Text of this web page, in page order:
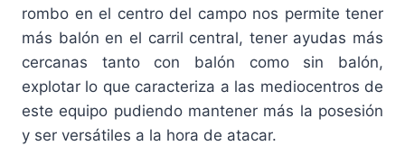
rombo en el centro del campo nos permite tener
más balón en el carril central, tener ayudas más
cercanas tanto con balón como sin balón,
explotar lo que caracteriza a las mediocentros de
este equipo pudiendo mantener más la posesión
y ser versátiles a la hora de atacar.